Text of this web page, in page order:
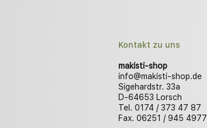
Kontakt zu uns
makisti-shop
info@makisti-shop.de
Sigehardstr. 33a
D-64653 Lorsch
Tel. 0174 / 373 47 87
Fax. 06251 / 945 4977